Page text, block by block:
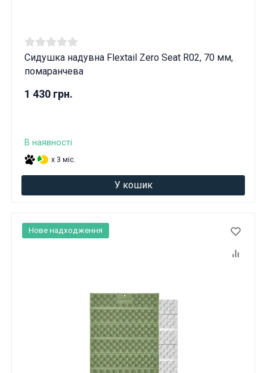
Сидушка надувна Flextail Zero Seat R02, 70 мм,
помаранчева
1 430 грн.
В наявності
x 3 міс.
У кошик
Нове надходження